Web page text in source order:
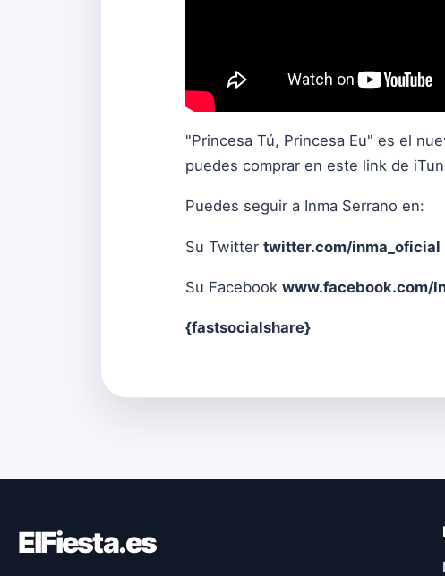
"Princesa Tú, Princesa Eu" es el
puedes comprar en este link de
Puedes seguir a Inma Serrano en:
Su Twitter twitter.com/inma_oficial
Su Facebook www.facebook.com/
{fastsocialshare}
ElFiesta.es